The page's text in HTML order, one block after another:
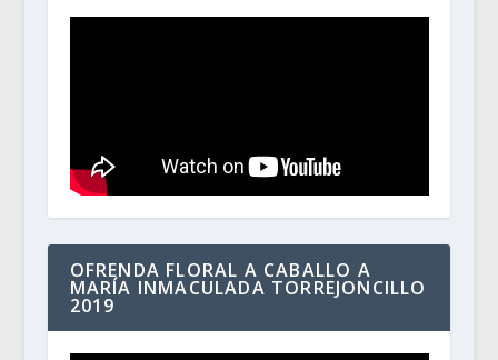
OFRENDA FLORAL A CABALLO A
MARÍA INMACULADA TORREJONCILLO
2019